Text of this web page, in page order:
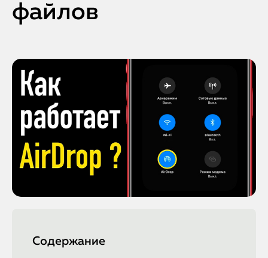
файлов
Содержание